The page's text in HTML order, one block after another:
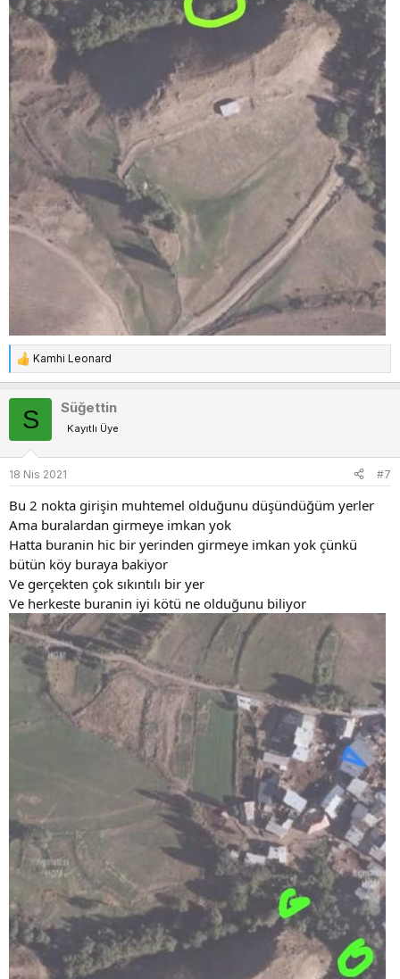
T
e
p
l
e
r
Kamhi Leonard
S Süğettin
Kayıtlı Üye
18 Nis 2021 #7
Bu 2 nokta girişin muhtemel olduğunu düşündüğüm yerler
Ama buralardan girmeye imkan yok
Hatta buranin hic bir yerinden girmeye imkan yok çünkü
bütün köy buraya bakiyor
Ve gerçekten çok sıkıntılı bir yer
Ve herkeste buranin iyi kötü ne olduğunu biliyor